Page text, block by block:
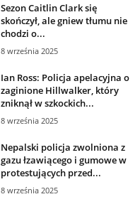
Sezon Caitlin Clark się
skończył, ale gniew tłumu nie
chodzi o...
8 września 2025
Ian Ross: Policja apelacyjna o
zaginione Hillwalker, który
zniknął w szkockich...
8 września 2025
Nepalski policja zwolniona z
gazu łzawiącego i gumowe w
protestujących przed...
8 września 2025